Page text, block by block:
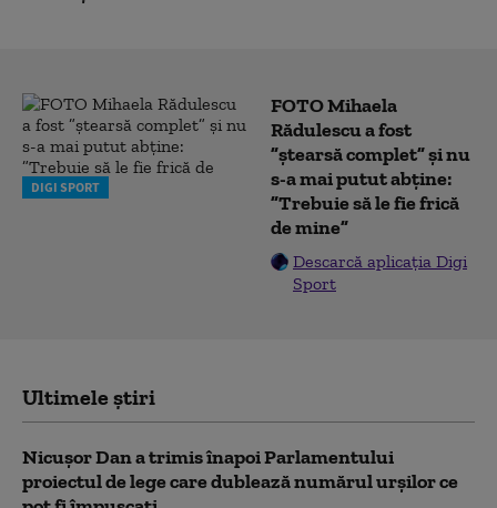
DIGI SPORT
FOTO Mihaela
Rădulescu a fost
”ștearsă complet” și nu
s-a mai putut abține:
”Trebuie să le fie frică
de mine”
Descarcă aplicația Digi
Sport
Ultimele știri
Nicușor Dan a trimis înapoi Parlamentului
proiectul de lege care dublează numărul urșilor ce